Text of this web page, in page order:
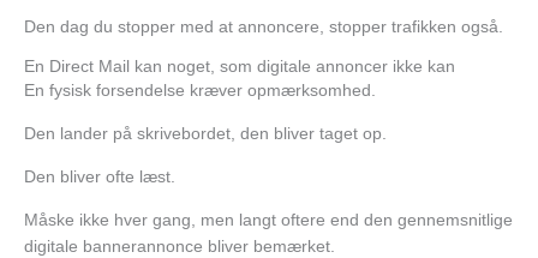
Den dag du stopper med at annoncere, stopper trafikken også.
En Direct Mail kan noget, som digitale annoncer ikke kan
En fysisk forsendelse kræver opmærksomhed.
Den lander på skrivebordet, den bliver taget op.
Den bliver ofte læst.
Måske ikke hver gang, men langt oftere end den gennemsnitlige
digitale bannerannonce bliver bemærket.